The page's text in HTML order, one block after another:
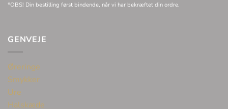
*OBS! Din bestilling først bindende, når vi har bekræftet din ordre.
GENVEJE
Øreringe
Smykker
Ure
Halskæde